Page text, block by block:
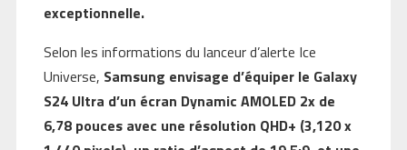
exceptionnelle.
Selon les informations du lanceur d’alerte Ice
Universe, Samsung envisage d’équiper le Galaxy
S24 Ultra d’un écran Dynamic AMOLED 2x de
6,78 pouces avec une résolution QHD+ (3,120 x